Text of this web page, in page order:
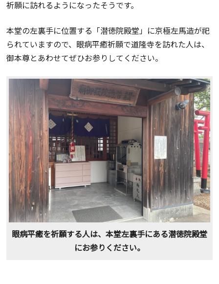
祈願に訪れるようになったそうです。
本堂の左裏手に位置する「潜徳院殿堂」に京極左馬造が祀
られていますので、眼病平癒祈願で道隆寺を訪れた人は、
御本尊とあわせてぜひお参りしてください。
眼病平癒を祈願する人は、本堂左裏手にある潜徳院殿堂
にお参りください。